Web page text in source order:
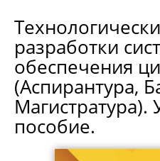
разработки
обеспечения
(Аспирантура,
Магистратура).
пособие.